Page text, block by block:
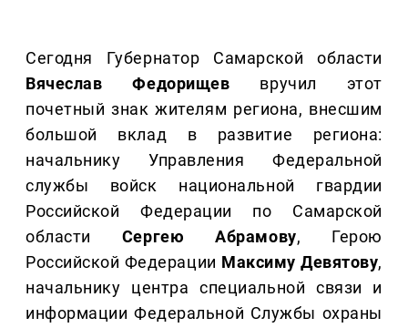
Сегодня Губернатор Самарской области
Вячеслав Федорищев вручил этот
почетный знак жителям региона, внесшим
большой вклад в развитие региона:
начальнику Управления Федеральной
службы войск национальной гвардии
Российской Федерации по Самарской
области Сергею Абрамову, Герою
Российской Федерации Максиму Девятову,
начальнику центра специальной связи и
информации Федеральной Службы охраны